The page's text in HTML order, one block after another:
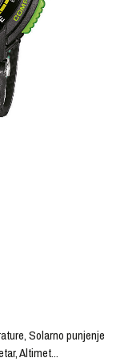
Solarno punjenje
Altimet...